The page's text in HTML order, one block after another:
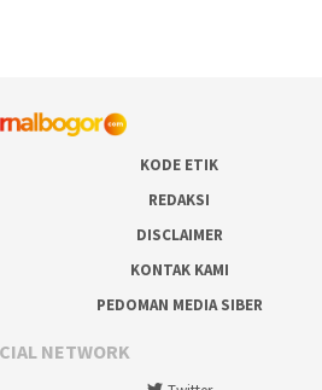
KODE ETIK
REDAKSI
DISCLAIMER
KONTAK KAMI
PEDOMAN MEDIA SIBER
NETWORK